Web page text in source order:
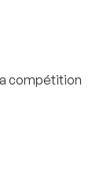
compétition